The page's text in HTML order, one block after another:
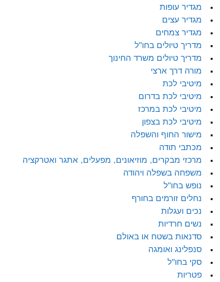
מגדיר עופות
מגדיר עצים
מגדיר צמחים
מדריך טיולים בחו"ל
מדריך טיולים משרד החינוך
מורה דרך ארצי
מיטיבי לכת
מיטיבי לכת בדרום
מיטיבי לכת במרכז
מיטיבי לכת בצפון
מישור החוף והשפלה
מכתבי תודה
מרכזי מבקרים, מוזיאונים, מפעלים, אתגר ואטרקציה
משפחה בשפלה ויהודה
נופש בחו"ל
נחלים זורמים בחורף
נכים ועגלות
נשים חרדיות
סדנאות בשטח או באולם
סנפלינג ואומגה
סקי בחו"ל
פטריות